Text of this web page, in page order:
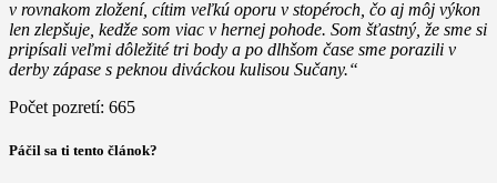
v rovnakom zložení, cítim veľkú oporu v stopéroch, čo aj môj výkon
len zlepšuje, kedže som viac v hernej pohode. Som šťastný, že sme si
pripísali veľmi dôležité tri body a po dlhšom čase sme porazili v
derby zápase s peknou diváckou kulisou Sučany.“
Počet pozretí: 665
Páčil sa ti tento článok?